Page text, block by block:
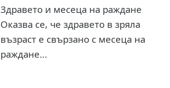
Здравето и месеца на раждане
Оказва се, че здравето в зряла
възраст е свързано с месеца на
раждане...